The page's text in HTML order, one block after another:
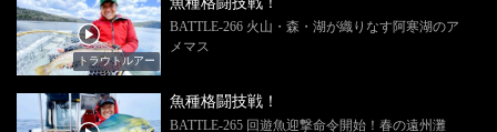
トラウトルアー
BATTLE-266 火山・森・湖が織りなす阿寒湖のア
メマス
魚種格闘技戦！
BATTLE-265 回遊魚迎撃命令開始！春の遠州灘